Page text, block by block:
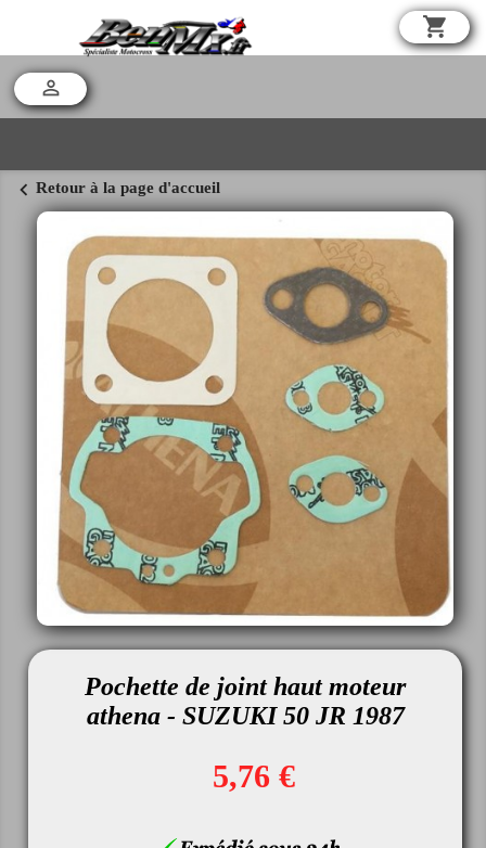
shopping_cart

chevron_left Retour à la page d'accueil
Pochette de joint haut moteur
athena - SUZUKI 50 JR 1987
5,76 €